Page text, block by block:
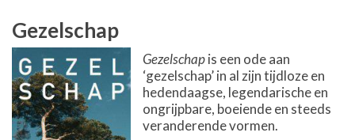
Gezelschap
Gezelschapis een ode aan
‘gezelschap’ in al zijn tijdloze en
hedendaagse, legendarische en
ongrijpbare, boeiende en steeds
veranderende vormen.